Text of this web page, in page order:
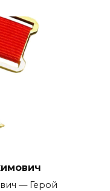
— Герой